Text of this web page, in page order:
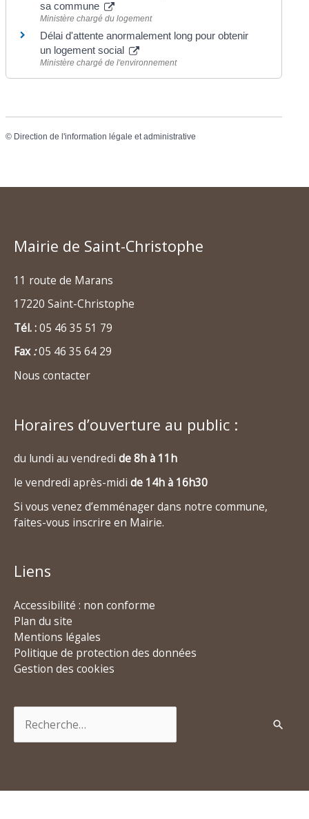
sa commune
Ministère chargé du logement
Délai d'attente anormalement long pour obtenir
un logement social
Ministère chargé de l'environnement
© Direction de l'information légale et administrative
Mairie de Saint-Christophe
11 route de Marans
17220 Saint-Christophe
Tél. :05 46 35 51 79
Fax:05 46 35 64 29
Nous contacter
Horaires d’ouverture au public :
du lundi au vendredi de 8h à 11h
le vendredi après-midi de 14h à 16h30
Si vous venez d’emménager dans notre commune,
faites-vous inscrire en Mairie.
Liens
Accessibilité : non conforme
Plan du site
Mentions légales
Politique de protection des données
Gestion des cookies